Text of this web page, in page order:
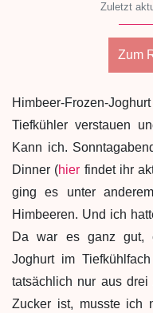
Zuletzt
Zum
Himbeer-Frozen-
Tiefkühler verstauen
Kann ich.
Dinner (hier findet ihr
ging es unter
Himbeeren. Und ich
Da war es ganz gut,
Joghurt im
tatsächlich nur aus
Zucker ist, musste ich